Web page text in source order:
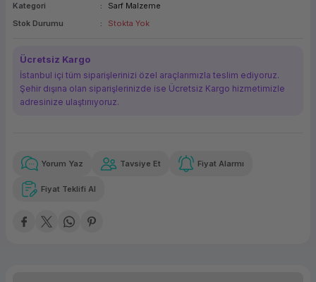
Kategori
Sarf Malzeme
Stok Durumu
Stokta Yok
Ücretsiz Kargo
İstanbul içi tüm siparişlerinizi özel araçlarımızla teslim ediyoruz.
Şehir dışına olan siparişlerinizde ise Ücretsiz Kargo hizmetimizle
adresinize ulaştırııyoruz.
Güvenilir Alışveriş
Kolay iade imkanı
189,50 TL
Yorum Yaz Tavsiye Et Fiyat Alarmı
Fiyat Teklifi Al